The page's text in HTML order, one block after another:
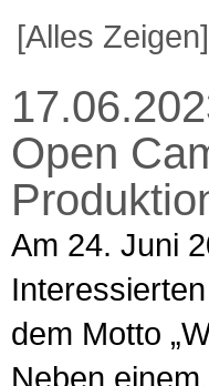
[Alles Zeigen]
Open
Am 24. Juni
dem Motto
Neben